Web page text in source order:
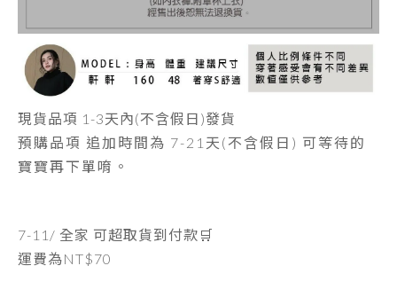
現貨品項 1-3天內(不含假日)發貨
預購品項 追加時間為 7-21天 (不含假日) 可等待的
寶寶再下單唷。
7-11/ 全家 可超取貨到付款🛒
運費為NT$70